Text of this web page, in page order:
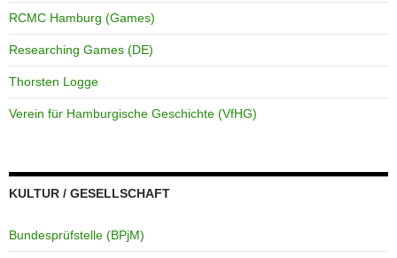
RCMC Hamburg (Games)
Researching Games (DE)
Thorsten Logge
Verein für Hamburgische Geschichte (VfHG)
KULTUR / GESELLSCHAFT
Bundesprüfstelle (BPjM)